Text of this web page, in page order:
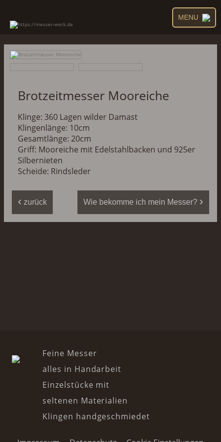
MENU
Brotzeitmesser Mooreiche
Klinge: 360 Lagen wilder Damast
Klingenlänge: 10cm
Gesamtlänge: 20cm
Griff: Mooreiche mit Edelstahlbacken und 925er
Silbernieten
Scheide: Rindsleder
‹ zurück Wie bekomme ich mein Messer? ›
Feine Messer
alles in Handarbeit
Einzelstücke mit
seltenen Materialien
Klingen handgeschmiedet